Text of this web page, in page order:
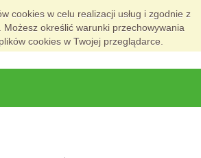
cookies w celu realizacji usług i zgodnie z
Możesz określić warunki przechowywania
cookies w Twojej przeglądarce.